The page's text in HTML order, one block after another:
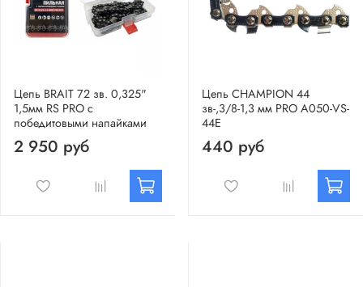
Цепь BRAIT 72 зв. 0,325"
1,5мм RS PRO с
победитовыми напайками
2 950 руб
Цепь CHAMPION 44
зв-,3/8-1,3 мм PRO A050-VS-
44E
440 руб